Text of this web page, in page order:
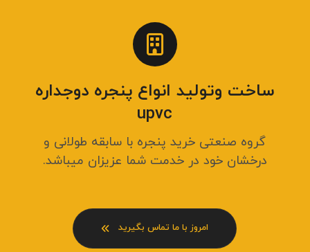
ساخت وتولید انواع پنجره دوجداره
upvc
گروه صنعتی خرید پنجره با سابقه طولانی و
درخشان خود در خدمت شما عزیزان میباشد.
امروز با ما تماس بگیرید